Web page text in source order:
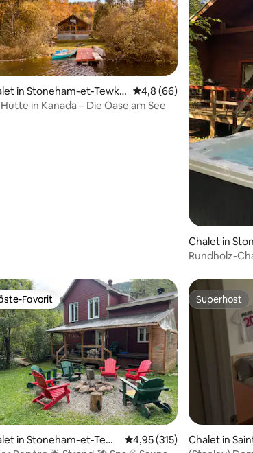
4,91 von 5, 150 Bewertungen
in Stoneham-et-Tewke Durchschnittliche
4,8 (66)
in Kanada – Die Oase am See
Chalet in
kesbury
Rundholz-
Bewertung: 4,95 von 5, 87 Bewertungen
Favorit
Favorit
in Stoneham-et-Tew
Durchschnittliche
4,95 (315)
Superhost
Superhost
Chalet in